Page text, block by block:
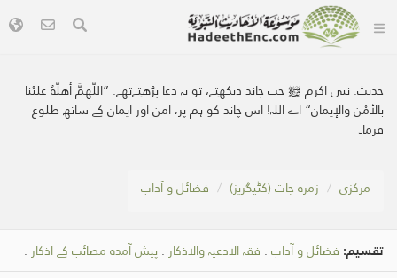
حدیث:نبی اکرم ﷺ جب چاند دیکھتے، تو یہ دعا پڑھتےتھے: ”اللّهمَّ أهِلَّهُ عليْنا
بالأمْن والإيمان“ اے اللہ! اس چاند کو ہم پر، امن اور ایمان کے ساتھ طلوع
فرما۔
مرکزی زمرہ جات (کٹیگریز) فضائل و آداب
تقسیم: فضائل و آداب . فقہ الادعیہ والاذکار . پیش آمدہ مصائب کے اذکار .